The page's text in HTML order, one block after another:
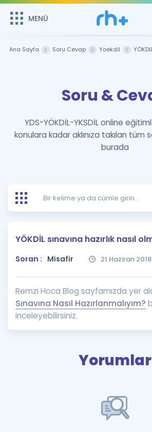
MENÜ
Şifremi
GİRİŞ YAP
Remzi Hoca ile seni sınava hazırlayacak
bekliyor!
MENÜ
Çalışma Paketleri
Kitaplar ve Kaynaklar
Ücretsiz Kaynaklar
Puan Hesaplama
Rehberlik Aracı
ÖSYM Sınav Takvimi
Kampanyalar
Blog
İngilizce Gramer
Blog
İngilizce
Hakkımızda
Ana Sayfa Soru Cevap Yoekdil
Soru &
YDS-YÖKDİL-YKSDİL online
konulara kadar aklınıza takılan tüm
burada
YÖKDİL sınavına hazırlık nasıl
Soran : Misafir 21 Haziran 2018
Remzi Hoca Blog sayfamızda yer
Sınavına Nasıl Hazırlanmalıyım?
inceleyebilirsiniz.
Yorumlar